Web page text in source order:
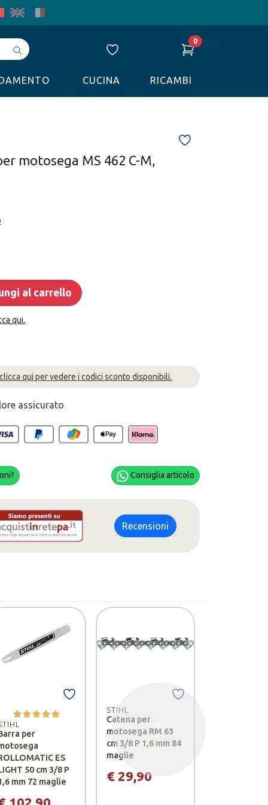
Avvia
ricerca
0
CUCINA RICAMBI
motosega MS 462 C-M,
al carrello
qui.
qui per vedere i codici sconto disponibili.
assicurato
Consiglia articolo
Recensioni
per
ES
50 cm 3/8 P
mm 72 maglie
STIHL
Catena per
motosega RM 63
cm 3/8 P 1,6 mm 84
maglie
€ 29,90
Successivo